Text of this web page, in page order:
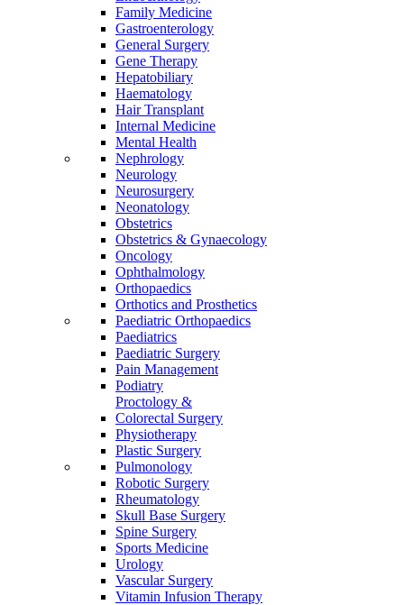
Family Medicine
Gastroenterology
General Surgery
Gene Therapy
Hepatobiliary
Haematology
Hair Transplant
Internal Medicine
Mental Health
Nephrology
Neurology
Neurosurgery
Neonatology
Obstetrics
Obstetrics & Gynaecology
Oncology
Ophthalmology
Orthopaedics
Orthotics and Prosthetics
Paediatric Orthopaedics
Paediatrics
Paediatric Surgery
Pain Management
Podiatry
Proctology &
Colorectal Surgery
Physiotherapy
Plastic Surgery
Pulmonology
Robotic Surgery
Rheumatology
Skull Base Surgery
Spine Surgery
Sports Medicine
Urology
Vascular Surgery
Vitamin Infusion Therapy